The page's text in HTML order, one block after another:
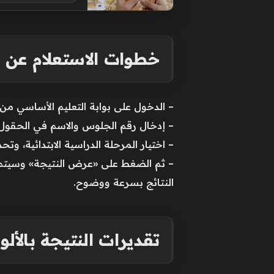
خطوات الاستعلام عن
– الدخول على بوابة التعليم الأساسي
– إدخال رقم الجلوس والاسم في
– اختيار المرحلة الدراسية
– ثم الضغط على «عرض النتيجة» وسيتم
النتائج بسرعة ووضوح.
تقديرات النتيجة